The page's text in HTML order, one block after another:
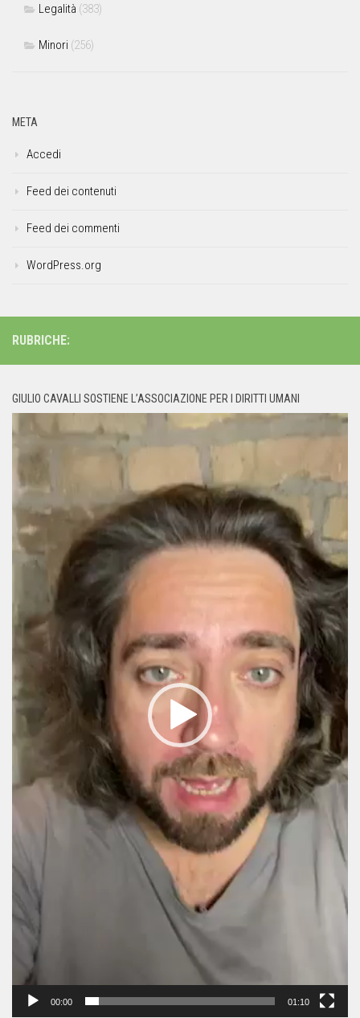
Legalità (383)
Minori (256)
META
Accedi
Feed dei contenuti
Feed dei commenti
WordPress.org
RUBRICHE:
GIULIO CAVALLI SOSTIENE L’ASSOCIAZIONE PER I DIRITTI UMANI
Player
00:00 01:10